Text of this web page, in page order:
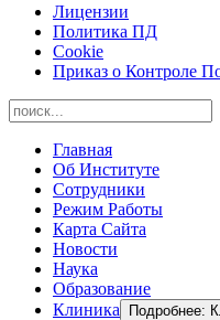
Лицензии
Политика ПД
Cookie
Приказ о Контроле
Главная
Об Институте
Сотрудники
Режим Работы
Карта Сайта
Новости
Наука
Образование
Клиника
Подробнее: